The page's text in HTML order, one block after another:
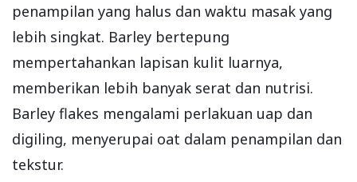
penampilan yang halus dan waktu masak yang
lebih singkat. Barley bertepung
mempertahankan lapisan kulit luarnya,
memberikan lebih banyak serat dan nutrisi.
Barley flakes mengalami perlakuan uap dan
digiling, menyerupai oat dalam penampilan dan
tekstur.